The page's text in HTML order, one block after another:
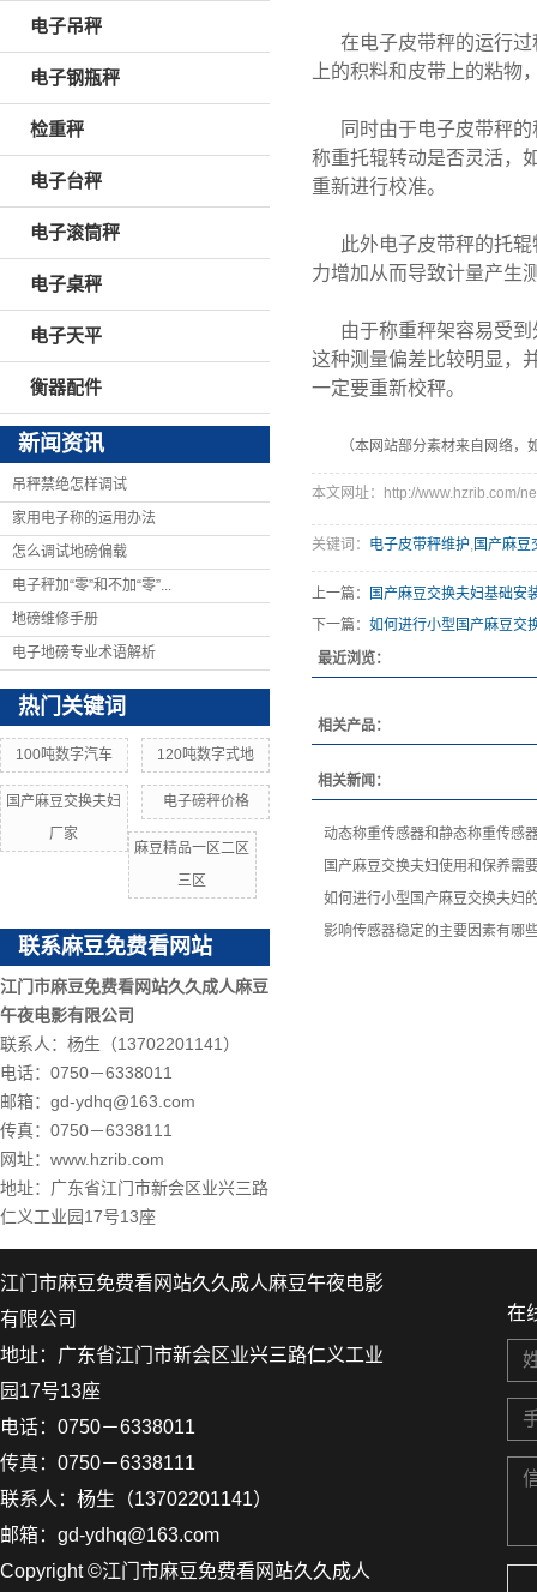
电子吊秤
电子钢瓶秤
检重秤
电子台秤
电子滚筒秤
电子桌秤
电子天平
衡器配件
新闻资讯
吊秤禁绝怎样调试
家用电子称的运用办法
怎么调试地磅偏载
电子秤加“零”和不加“零”...
地磅维修手册
电子地磅专业术语解析
热门关键词
100吨数字汽车 120吨数字式地
国产麻豆交换夫妇
厂家
电子磅秤价格
麻豆精品一区二区
三区
联系麻豆免费看网站
江门市麻豆免费看网站久久成人麻豆
午夜电影有限公司
联系人：杨生（13702201141）
电话：0750－6338011
邮箱：gd-ydhq@163.com
传真：0750－6338111
网址： www.hzrib.com
地址：广东省江门市新会区业兴三路
仁义工业园17号13座
在电子皮带秤的运行
上的积料和皮带上的粘
同时由于电子皮带秤
称重托辊转动是否灵活，
重新进行校准。
此外电子皮带秤的托
力增加从而导致计量产生
由于称重秤架容易受
这种测量偏差比较明显，
一定要重新校秤。
（本网站部分素材来自网络
本文网址：http://www.hzrib.com/
关键词： 电子皮带秤维护,国产麻豆
上一篇：
国产麻豆交换夫妇基础安
下一篇： 如何进行小型国产麻豆交
最近浏览：
相关产品：
相关新闻：
动态称重传感器和静态称重传感
国产麻豆交换夫妇使用和保养需
如何进行小型国产麻豆交换夫妇
影响传感器稳定的主要因素有哪
江门市麻豆免费看网站久久成人麻豆午夜电影
有限公司
地址：广东省江门市新会区业兴三路仁义工业
园17号13座
电话：0750－6338011
传真：0750－6338111
联系人：杨生（13702201141）
邮箱：gd-ydhq@163.com
Copyright ©江门市麻豆免费看网站久久成人
在